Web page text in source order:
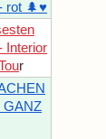
rot 🌲♥️
Interior
r
GANZ